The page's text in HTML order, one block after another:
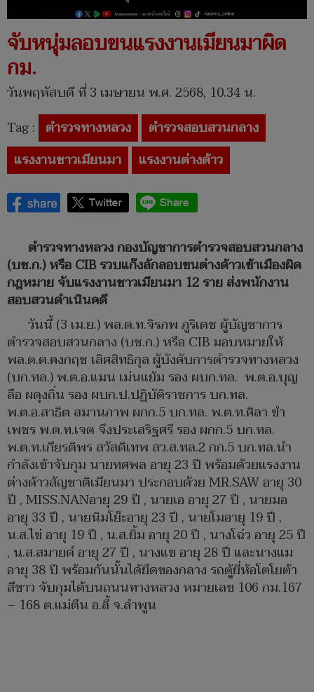
จับหนุ่มลอบขนแรงงานเมียนมาผิด
กม.
วันพฤหัสบดี ที่ 3 เมษายน พ.ศ. 2568, 10.34 น.
Tag : ตำรวจทางหลวง
ตำรวจสอบสวนกลาง
แรงงานชาวเมียนมา
แรงงานต่างด้าว
ตำรวจทางหลวง กองบัญชาการตำรวจสอบสวนกลาง
(บช.ก.) หรือ CIB รวบแก๊งลักลอบขนต่างด้าวเข้าเมืองผิด
กฎหมาย จับแรงงานชาวเมียนมา 12 ราย ส่งพนักงาน
สอบสวนดำเนินคดี
วันนี้ (3 เม.ย.) พล.ต.ท.จิรภพ ภูริเดช ผู้บัญชาการ
ตำรวจสอบสวนกลาง (บช.ก.) หรือ CIB มอบหมายให้
พล.ต.ต.คงกฤช เลิศสิทธิกุล ผู้บังคับการตำรวจทางหลวง
(บก.ทล.) พ.ต.อ.แมน เม่นแย้ม รอง ผบก.ทล. พ.ต.อ.บุญ
ลือ ผดุงถิ่น รอง ผบก.ป.ปฏิบัติราชการ บก.ทล.
พ.ต.อ.สาธิต สมานภาพ ผกก.5 บก.ทล. พ.ต.ท.ศิลา ขำ
เพชร พ.ต.ท.เจต จึงประเสริฐศรี รอง ผกก.5 บก.ทล.
พ.ต.ท.เกียรติพร สวัสดิเทพ สว.ส.ทล.2 กก.5 บก.ทล.นำ
กำลังเข้าจับกุม นายทศพล​ ​อายุ 23 ปี พร้อมด้วยแรงงาน
ต่างด้าวสัญชาติเมียนมา ประกอบด้วย MR.SAW​​ อายุ 30
ปี​ , MISS.NAN​​อายุ 29 ปี ​, นายเอ ​​อายุ 27 ปี , นายมอ​​
อายุ 33 ปี ​, นายนิมโย๊ะ​​อายุ 23 ปี , นายโม​​อายุ 19 ปี ,
น.ส.ไข่ ​​อายุ 19 ปี , น.ส.ยิ้ม ​​อายุ 20 ปี , นางโฉ่ว​​ อายุ 25 ปี
, น.ส.สมายด์ ​อายุ 27 ปี , นางแข ​​อายุ 28 ปี และนางแม​​
อายุ 38 ปี พร้อมกันนั้นได้ยึดของกลาง รถตู้ยี่ห้อโตโยต้า
สีขาว จับกุมได้บนถนนทางหลวง หมายเลข 106 กม.167
– 168 ต.แม่ตืน อ.ลี้ จ.ลำพูน